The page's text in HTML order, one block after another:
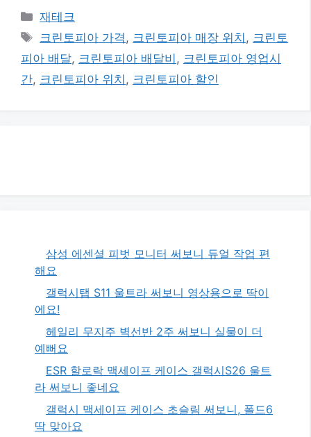
카
테
리
재테크
태
그
크린토피아 가격 , 크린토피아 매장 위치 , 크린토
피아 배달, 크린토피아 배달비 , 크린토피아 영업시
간, 크린토피아 위치 , 크린토피아 할인
삼성 에센셜 피벗 모니터 써보니 듀얼 작업 편
해요
갤럭시탭 S11 울트라 써보니 영상용으로 딱이
에요!
헤일리 무지주 벽선반 2주 써보니 실물이 더
예뻐요
ESR 할로락 맥세이프 케이스 갤럭시S26 울트
라 써보니 좋네요
갤럭시 맥세이프 케이스 초슬림 써보니, 폴드6
딱 맞아요